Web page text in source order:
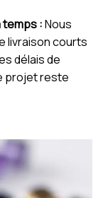
temps :Nous
livraison courts
délais de
projet reste